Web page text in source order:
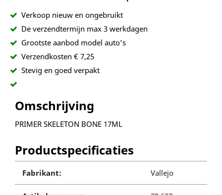
Verkoop nieuw en ongebruikt
De verzendtermijn max 3 werkdagen
Grootste aanbod model auto’s
Verzendkosten € 7,25
Stevig en goed verpakt
Omschrijving
PRIMER SKELETON BONE 17ML
Productspecificaties
Fabrikant: Vallejo